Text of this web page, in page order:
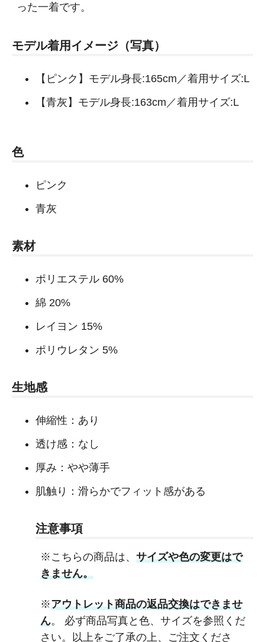
った一着です。
モデル着用イメージ（写真）
【ピンク】モデル身長:165cm／着用サイズ:L
【青灰】モデル身長:163cm／着用サイズ:L
色
ピンク
青灰
素材
ポリエステル 60%
綿 20%
レイヨン 15%
ポリウレタン 5%
生地感
伸縮性：あり
透け感：なし
厚み：やや薄手
肌触り：滑らかでフィット感がある
注意事項
※こちらの商品は、 サイズや色の変更はで
きません。
※アウトレット商品の返品交換はできませ
ん。 必ず商品写真と色、サイズを参照くだ
さい。以上をご了承の上、ご注文くださ